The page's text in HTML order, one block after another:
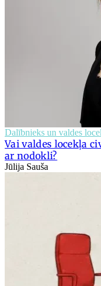
Dalībnieks un valdes
Vai valdes locekļa
ar nodokli?
Jūlija Sauša